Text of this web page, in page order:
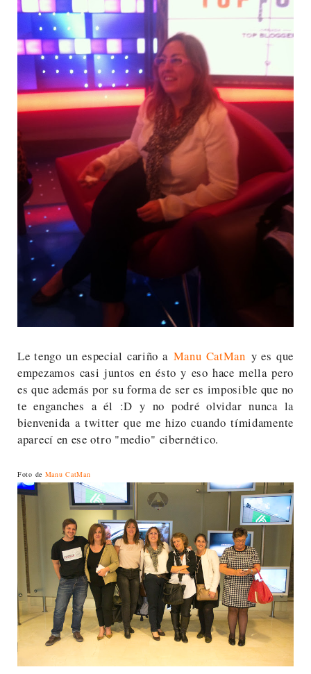
Le tengo un especial cariño a Manu CatMan y es que
empezamos casi juntos en ésto y eso hace mella pero
es que además por su forma de ser es imposible que no
te enganches a él :D y no podré olvidar nunca la
bienvenida a twitter que me hizo cuando tímidamente
aparecí en ese otro "medio" cibernético.
Foto de Manu CatMan